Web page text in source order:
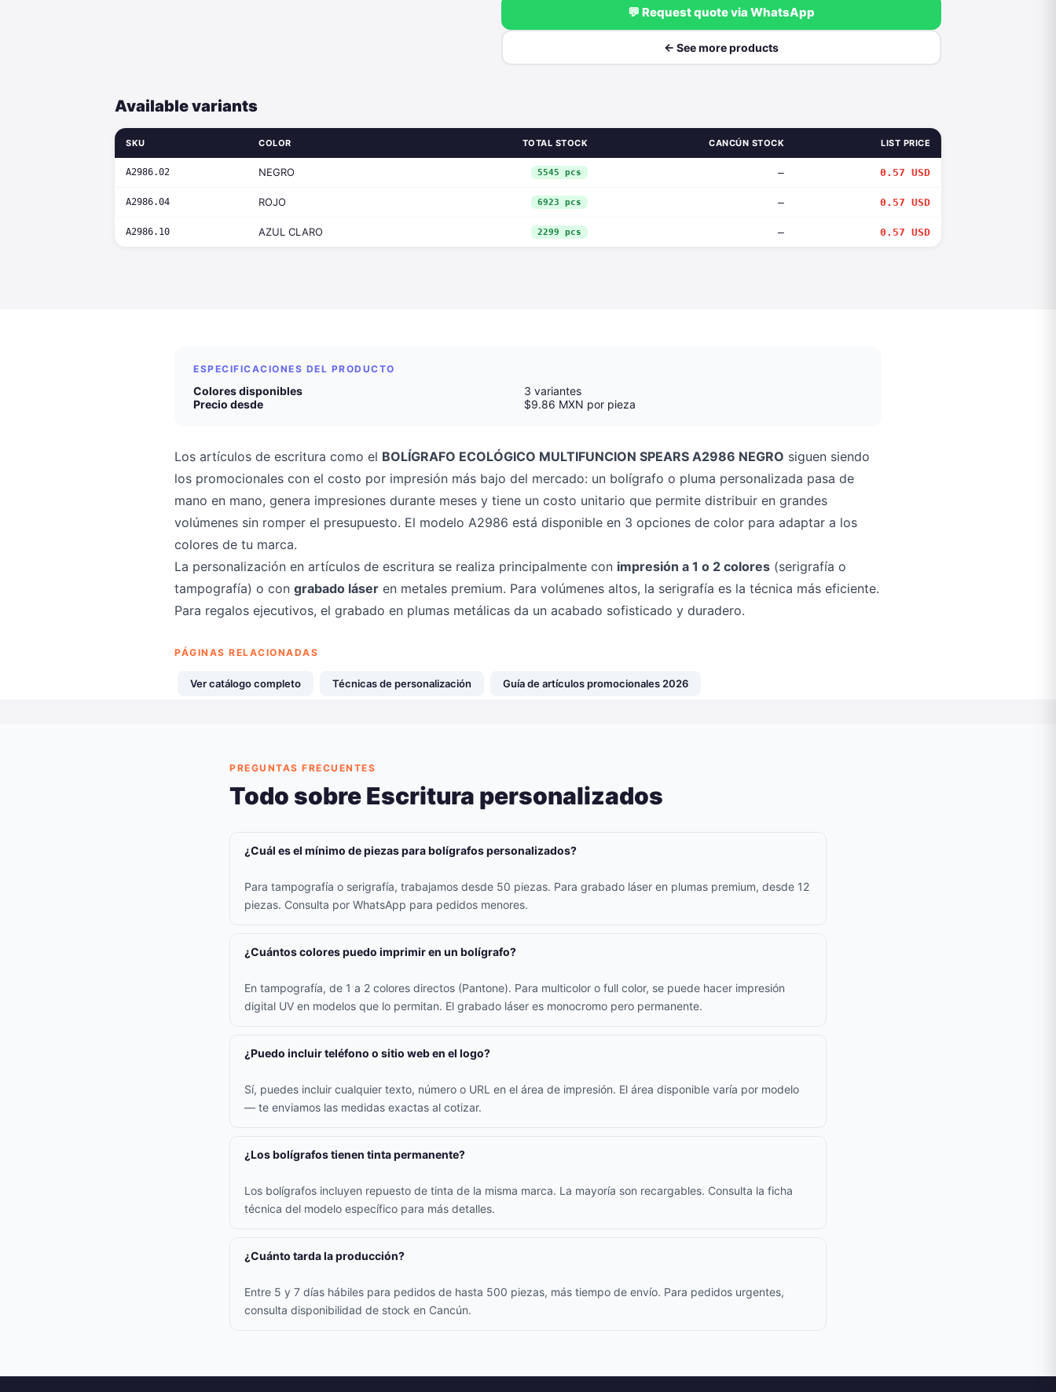
💬 Request quote via WhatsApp
← See more products
Available variants
SKU COLOR TOTAL STOCK CANCÚN STOCK LIST PRICE
A2986.02 NEGRO 5545 pcs — 0.57 USD
A2986.04 ROJO 6923 pcs — 0.57 USD
A2986.10 AZUL CLARO 2299 pcs — 0.57 USD
ESPECIFICACIONES DEL PRODUCTO
Colores disponibles
3 variantes
Precio desde
$9.86 MXN por pieza
Los artículos de escritura como el BOLÍGRAFO ECOLÓGICO MULTIFUNCION SPEARS A2986 NEGRO siguen siendo
los promocionales con el costo por impresión más bajo del mercado: un bolígrafo o pluma personalizada pasa de
mano en mano, genera impresiones durante meses y tiene un costo unitario que permite distribuir en grandes
volúmenes sin romper el presupuesto. El modelo A2986 está disponible en 3 opciones de color para adaptar a los
colores de tu marca.
La personalización en artículos de escritura se realiza principalmente con impresión a 1 o 2 colores (serigrafía o
tampografía) o con grabado láser en metales premium. Para volúmenes altos, la serigrafía es la técnica más eficiente.
Para regalos ejecutivos, el grabado en plumas metálicas da un acabado sofisticado y duradero.
PÁGINAS RELACIONADAS
Ver catálogo completo Técnicas de personalización Guía de artículos promocionales 2026
PREGUNTAS FRECUENTES
Todo sobre Escritura personalizados
¿Cuál es el mínimo de piezas para bolígrafos personalizados?
Para tampografía o serigrafía, trabajamos desde 50 piezas. Para grabado láser en plumas premium, desde 12
piezas. Consulta por WhatsApp para pedidos menores.
¿Cuántos colores puedo imprimir en un bolígrafo?
En tampografía, de 1 a 2 colores directos (Pantone). Para multicolor o full color, se puede hacer impresión
digital UV en modelos que lo permitan. El grabado láser es monocromo pero permanente.
¿Puedo incluir teléfono o sitio web en el logo?
Sí, puedes incluir cualquier texto, número o URL en el área de impresión. El área disponible varía por modelo
— te enviamos las medidas exactas al cotizar.
¿Los bolígrafos tienen tinta permanente?
Los bolígrafos incluyen repuesto de tinta de la misma marca. La mayoría son recargables. Consulta la ficha
técnica del modelo específico para más detalles.
¿Cuánto tarda la producción?
Entre 5 y 7 días hábiles para pedidos de hasta 500 piezas, más tiempo de envío. Para pedidos urgentes,
consulta disponibilidad de stock en Cancún.